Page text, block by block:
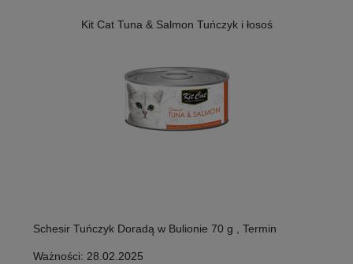
Kit Cat Tuna & Salmon Tuńczyk i łosoś
Schesir Tuńczyk Doradą w Bulionie 70 g , Termin
Ważności: 28.02.2025